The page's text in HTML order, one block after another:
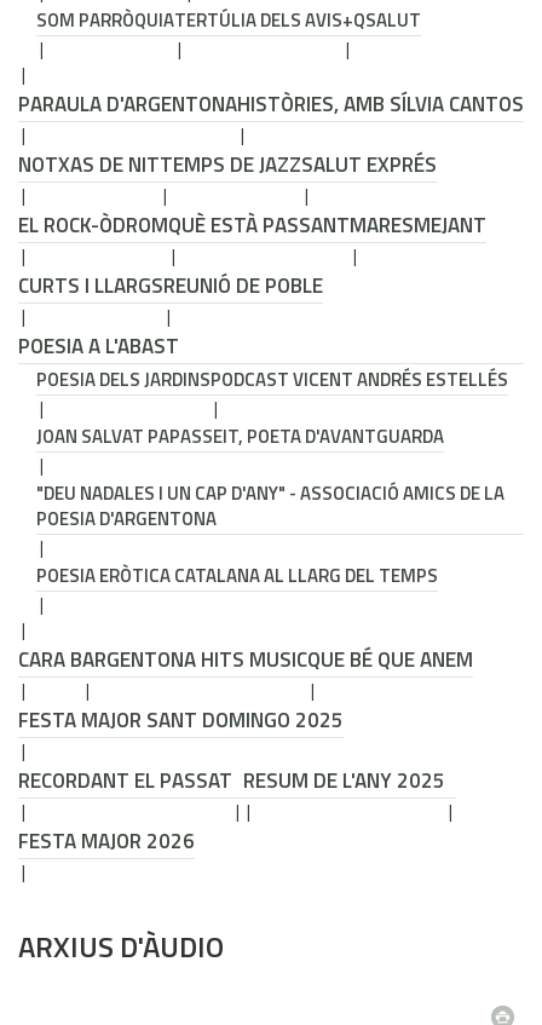
SOM PARRÒQUIATERTÚLIA DELS AVIS+QSALUT
PARAULA D'ARGENTONAHISTÒRIES, AMB SÍLVIA CANTOS
NOTXAS DE NITTEMPS DE JAZZSALUT EXPRÉS
EL ROCK-ÒDROMQUÈ ESTÀ PASSANTMARESMEJANT
CURTS I LLARGSREUNIÓ DE POBLE
POESIA A L'ABAST
POESIA DELS JARDINSPODCAST VICENT ANDRÉS ESTELLÉS
JOAN SALVAT PAPASSEIT, POETA D'AVANTGUARDA
"DEU NADALES I UN CAP D'ANY" - ASSOCIACIÓ AMICS DE LA
POESIA D'ARGENTONA
POESIA ERÒTICA CATALANA AL LLARG DEL TEMPS
CARA BARGENTONA HITS MUSICQUE BÉ QUE ANEM
FESTA MAJOR SANT DOMINGO 2025
RECORDANT EL PASSAT RESUM DE L'ANY 2025
FESTA MAJOR 2026
ARXIUS D'ÀUDIO